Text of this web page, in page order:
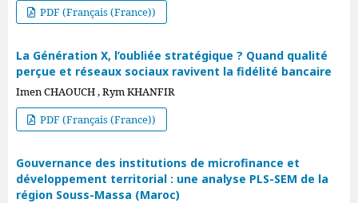
PDF (Français (France))
La Génération X, l’oubliée stratégique ? Quand qualité
perçue et réseaux sociaux ravivent la fidélité bancaire
Imen CHAOUCH , Rym KHANFIR
PDF (Français (France))
Gouvernance des institutions de microfinance et
développement territorial : une analyse PLS-SEM de la
région Souss-Massa (Maroc)